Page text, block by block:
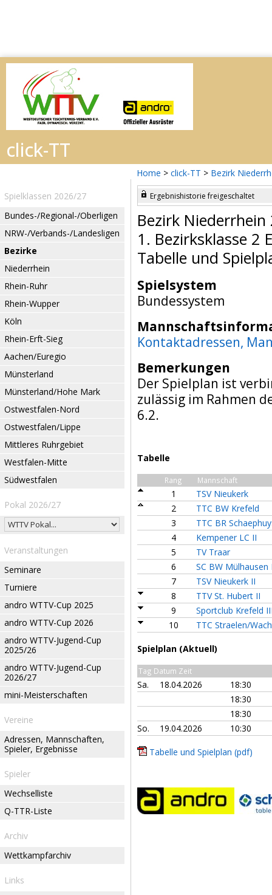
Home > click-TT > Bezirk
Spielklassen 2026/27
Bundes-/Regional-/Oberligen
NRW-/Verbands-/Landesligen
Bezirke
Niederrhein
Rhein-Ruhr
Rhein-Wupper
Köln
Rhein-Erft-Sieg
Aachen/Euregio
Münsterland
Münsterland/Hohe Mark
Ostwestfalen-Nord
Ostwestfalen/Lippe
Mittleres Ruhrgebiet
Westfalen-Mitte
Südwestfalen
Pokal 2026/27
Veranstaltungen
Seminare
Turniere
andro WTTV-Cup 2025
andro WTTV-Cup 2026
andro WTTV-Jugend-Cup
2025/26
andro WTTV-Jugend-Cup
2026/27
mini-Meisterschaften
Vereine
Adressen, Mannschaften,
Spieler, Ergebnisse
Spieler
Wechselliste
Q-TTR-Liste
Archiv
Wettkampfarchiv
Links
Ergebnishistorie freigeschaltet
Bezirk
1. Bezirksklasse 2
Tabelle und
Spielsystem
Bundessystem
Kontaktadressen,
Bemerkungen
Der Spielplan ist
zulässig im Rahmen
6.2.
Tabelle
Rang Mannschaft
1
TSV Nieukerk
2
TTC BW Krefeld
3
TTC BR
4
Kempener LC II
5
TV Traar
6
SC BW Mülhausen
7
TSV Nieukerk II
8
TTV St. Hubert II
9
Sportclub Krefeld
10
TTC Straelen/
Spielplan (Aktuell)
Tag Datum Zeit
Sa. 18.04.2026
18:30
18:30
18:30
So.
19.04.2026 10:30
Tabelle und Spielplan (pdf)